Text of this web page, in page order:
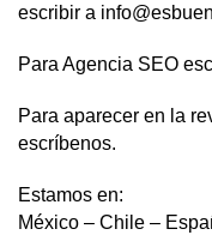
escribir a
Para Agencia SEO
Para aparecer en la
escríbenos.
Estamos en:
México – Chile –